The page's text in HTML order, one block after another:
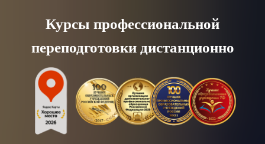
content
Курсы профессиональной
переподготовки дистанционно